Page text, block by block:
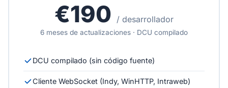
€190 / desarrollador
6 meses de actualizaciones · DCU compilado
DCU compilado (sin código fuente)
Cliente WebSocket (Indy, WinHTTP, Intraweb)